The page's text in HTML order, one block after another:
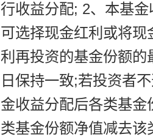
行收益分配; 2、本基
可选择现金红利或将
利再投资的基金份额
日保持一致;若投资者
金收益分配后各类基
类基金份额净值减去